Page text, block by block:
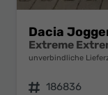
Dacia
unverbindliche
Fahrzeugnr. 186836